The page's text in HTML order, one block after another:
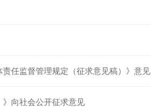
任监督管理规定（征求意见稿）》意见
》向社会公开征求意见